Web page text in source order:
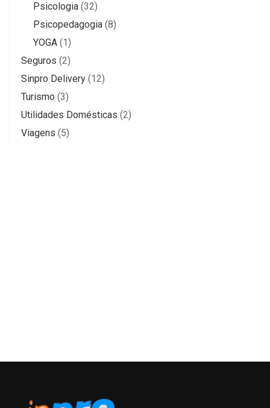
Psicologia (32)
Psicopedagogia (8)
YOGA (1)
Seguros (2)
Sinpro Delivery (12)
Turismo (3)
Utilidades Domésticas (2)
Viagens (5)